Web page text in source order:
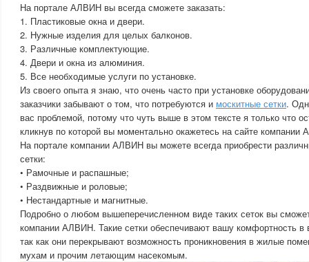
На портале АЛВИН вы всегда сможете заказать:
1. Пластиковые окна и двери.
2. Нужные изделия для целых балконов.
3. Различные комплектующие.
4. Двери и окна из алюминия.
5. Все необходимые услуги по установке.
Из своего опыта я знаю, что очень часто при установке
заказчики забывают о том, что потребуются и москитные сетки.
вас проблемой, потому что чуть выше в этом тексте я только что
кликнув по которой вы моментально окажетесь на сайте
На портале компании АЛВИН вы можете всегда приобрести
сетки:
• Рамочные и распашные;
• Раздвижные и роловые;
• Нестандартные и магнитные.
Подробно о любом вышеперечисленном виде таких сеток вы
компании АЛВИН. Такие сетки обеспечивают вашу комфортность в
так как они перекрывают возможность проникновения в жилые
мухам и прочим летающим насекомым.